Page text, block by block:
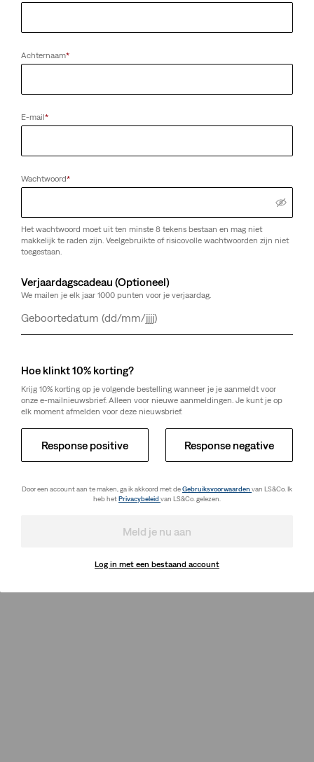
Achternaam*
E-mail*
Wachtwoord*
Het wachtwoord moet uit ten minste 8 tekens bestaan en mag niet
makkelijk te raden zijn. Veelgebruikte of risicovolle wachtwoorden zijn niet
toegestaan.
Verjaardagscadeau (Optioneel)
We mailen je elk jaar 1000 punten voor je verjaardag.
Dag
Maand
Jaar
Hoe klinkt 10% korting?
Krijg 10% korting op je volgende bestelling wanneer je je aanmeldt voor
onze e-mailnieuwsbrief. Alleen voor nieuwe aanmeldingen. Je kunt je op
elk moment afmelden voor deze nieuwsbrief.
Response positive Response negative
Door een account aan te maken, ga ik akkoord met deGebruiksvoorwaarden van LS&Co. Ik
heb hetPrivacybeleid van LS&Co. gelezen.
Meld je nu aan
Log in met een bestaand account